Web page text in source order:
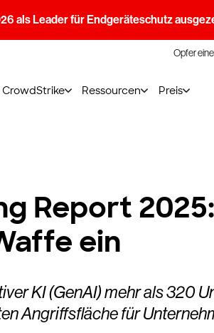
als Leader für Endgeräteschutz
Opfer
Ressourcen Preis
Report
ein
KI (GenAI) mehr als 320
Angriffsfläche für